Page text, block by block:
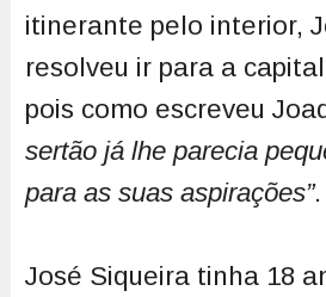
itinerante pelo interior,
resolveu ir para a
pois como escreveu
sertão já lhe parecia
para as suas aspirações”.
José Siqueira tinha 18